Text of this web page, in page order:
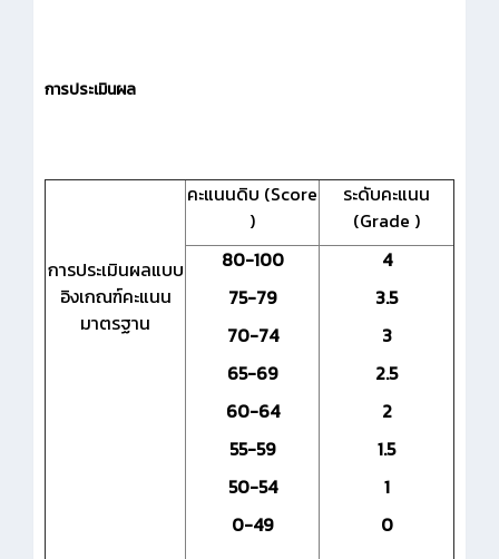
การประเมินผล
การประเมินผลแบบ
อิงเกณฑ์คะแนน
มาตรฐาน
คะแนนดิบ (Score
)
ระดับคะแนน
(Grade )
80-100
75-79
70-74
65-69
60-64
55-59
50-54
0-49
4
3.5
3
2.5
2
1.5
1
0